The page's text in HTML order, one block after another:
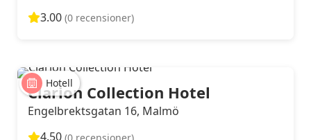
3.00 (0 recensioner)
Hotell
Clarion Collection Hotel
Engelbrektsgatan 16, Malmö
4.50